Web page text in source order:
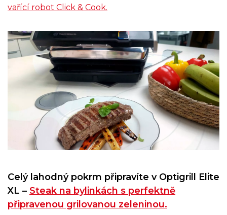
vařící robot Click & Cook.
Celý lahodný pokrm připravíte v Optigrill Elite
XL – Steak na bylinkách s perfektně
připravenou grilovanou zeleninou.